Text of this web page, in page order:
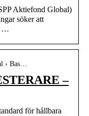
Aktiefond Global)
söker att
…
› Bas…
–
för hållbara